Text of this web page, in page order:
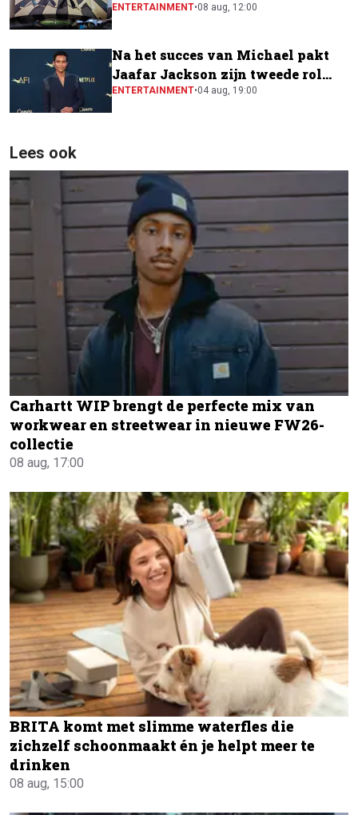
gemaakt
ENTERTAINMENT•08 aug, 12:00
Na het succes van Michael pakt
Jaafar Jackson zijn tweede rol
naast Will Smith
ENTERTAINMENT•04 aug, 19:00
Lees ook
Carhartt WIP brengt de perfecte mix van
workwear en streetwear in nieuwe FW26-
collectie
08 aug, 17:00
BRITA komt met slimme waterfles die
zichzelf schoonmaakt én je helpt meer te
drinken
08 aug, 15:00